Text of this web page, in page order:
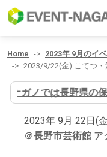
Home
2023年 9月のイ
2023/9/22(金) こてつ
ナガノでは長野県の
2023年 9月 22日(
＠長野市芸術館 ア